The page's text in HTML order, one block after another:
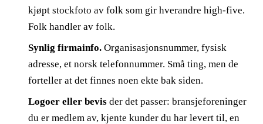
kjøpt stockfoto av folk som gir hverandre high-five.
Folk handler av folk.
Synlig firmainfo. Organisasjonsnummer, fysisk
adresse, et norsk telefonnummer. Små ting, men de
forteller at det finnes noen ekte bak siden.
Logoer eller bevis der det passer: bransjeforeninger
du er medlem av, kjente kunder du har levert til, en